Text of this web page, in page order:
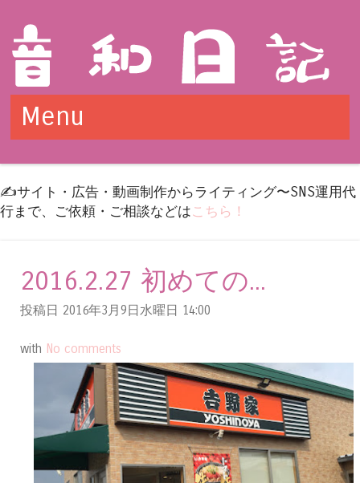
Menu
✍️サイト・広告・動画制作からライティング〜SNS運用代
行まで、ご依頼・ご相談などはこちら！
2016.2.27 初めての...
投稿日 2016年3月9日水曜日 14:00
with No comments